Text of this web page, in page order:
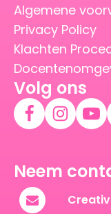
Algemene
Privacy Policy
Klachten
Volg ons
Neem